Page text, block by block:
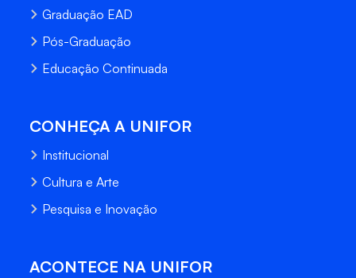
Graduação EAD
Pós-Graduação
Educação Continuada
CONHEÇA A UNIFOR
Institucional
Cultura e Arte
Pesquisa e Inovação
ACONTECE NA UNIFOR